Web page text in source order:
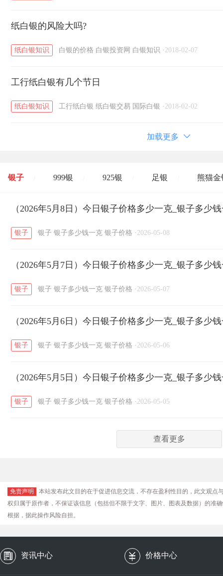
纸白银的风险大吗?
纸白银知识 白银的价格 白银投资网 白银知识 · 2018-02-07
工行纸白银有几个节日
纸白银知识 工行纸白银 纸白银交易 国际白银 · 2018-02-02
加载更多
银子 999银 925银 足银 熊猫金
开国纪念币 大清银币 / 长城币 / 老
菜百 周生生 周大生
六福 / 金至尊 / 潮宏基 / 亚一金店
（2026年5月8日）今日银子价格多少一克_银子多少
银子 银子 银子多少钱一克 银子价格 · 2026-05-08
（2026年5月7日）今日银子价格多少一克_银子多少
银子 银子 银子多少钱一克 银子价格 · 2026-05-07
（2026年5月6日）今日银子价格多少一克_银子多少
银子 银子 银子多少钱一克 银子价格 · 2026-05-06
（2026年5月5日）今日银子价格多少一克_银子多少
银子 银子 银子多少钱一克 银子价格 · 2026-05-05
查看更多
免责声明
本站发布此文目的在于促进信息交流，不存在盈利性目的，此文观
权归属于原作者，不保证该信息（包括但不限于文字、图片、图表及数据）的准
根据，据此操作风险自担。
资讯中心 价格中心